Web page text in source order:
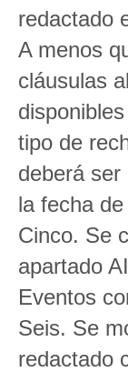
redactado
A menos
cláusulas
tipo de
deberá
la fecha
Cinco. Se
apartado
Eventos
Seis. Se
redactado